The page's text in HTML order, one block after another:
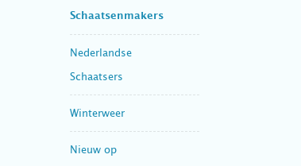
Schaatsenmakers
Nederlandse
Schaatsers
Winterweer
Nieuw op